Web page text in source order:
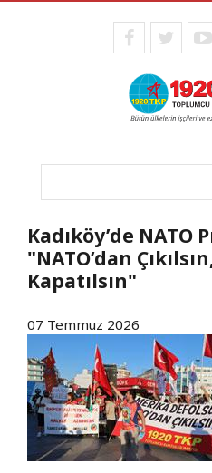
facebook
Ara
Kadıköy’de NATO
"NATO’dan
Kapatılsın"
07 Temmuz 2026